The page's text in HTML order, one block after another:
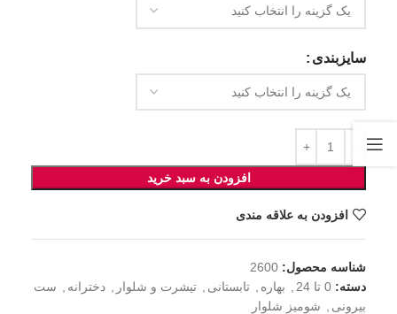
سایزبندی
افزودن به سبد خرید
افزودن به علاقه مندی
شناسه محصول: 2600
دسته: 0 تا 24 بهاره تابستانی تیشرت و شلوار دخترانه
ست
بیرونی
شومیز شلوار